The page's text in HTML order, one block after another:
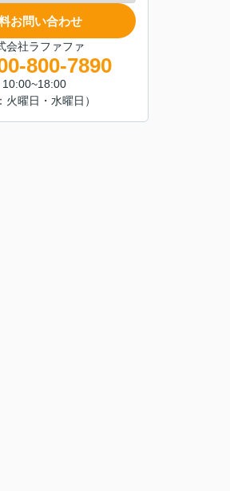
お問い合わせ
会社ラファファ
800-7890
10:00~18:00
火曜日・水曜日）